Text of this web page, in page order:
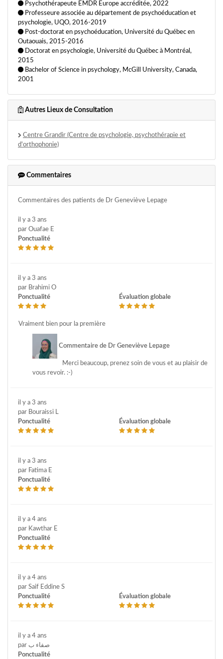
Système Familial Intérieur (IFS)
Thérapie cognitive et comportementale (CBT)
Thérapie cognitive et comportementale (TCC)
Thérapie d'acceptation et d'engagement (ACT)
Thérapie de couple Thérapie emdr Thérapie familiale
Thérapie troubles anxieux Thérapies brèves Trouble bipolaire
Troubles du comportement alimentaire Troubles du sommeil
Troubles obsessionnels compulsifs (TOC)
Psychothérapeute EMDR Europe accréditée, 2022
Professeure associée au département de psychoéducation et
psychologie, UQO, 2016-2019
Post-doctorat en psychoéducation, Université du Québec en
Outaouais, 2015-2016
Doctorat en psychologie, Université du Québec à Montréal,
2015
Bachelor of Science in psychology, McGill University, Canada,
2001
Autres Lieux de Consultation
Centre Grandir (Centre de psychologie, psychothérapie et
d'orthophonie)
Commentaires
Commentaires des patients de Dr Geneviève Lepage
il y a 3 ans
par Ouafae E
Ponctualité
il y a 3 ans
par Brahimi O
Ponctualité
Évaluation globale
Vraiment bien pour la première
Commentaire de Dr Geneviève Lepage
Merci beaucoup, prenez soin de vous et au plaisir de
vous revoir. :-)
il y a 3 ans
par Bouraissi L
Ponctualité
Évaluation globale
il y a 3 ans
par Fatima E
Ponctualité
il y a 4 ans
par Kawthar E
Ponctualité
il y a 4 ans
par Saif Eddine S
Ponctualité
Évaluation globale
il y a 4 ans
par صفاء ب
Ponctualité